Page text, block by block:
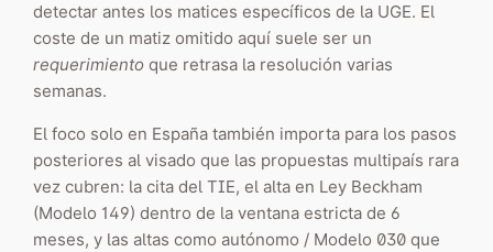
detectar antes los matices específicos de la UGE. El
coste de un matiz omitido aquí suele ser un
requerimiento que retrasa la resolución varias
semanas.
El foco solo en España también importa para los pasos
posteriores al visado que las propuestas multipaís rara
vez cubren: la cita del TIE, el alta en Ley Beckham
(Modelo 149) dentro de la ventana estricta de 6
meses, y las altas como autónomo / Modelo 030 que